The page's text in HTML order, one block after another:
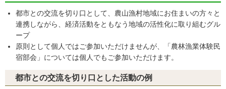
都市との交流を切り口として、農山漁村地域にお住まいの方々と
連携しながら、経済活動をともなう地域の活性化に取り組むグル
ープ
原則として個人ではご参加いただけませんが、「農林漁業体験民
宿部会」については個人でもご参加いただけます。
都市との交流を切り口とした活動の例